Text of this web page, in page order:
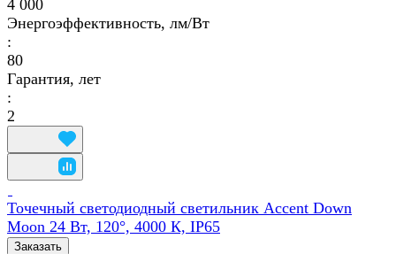
4 000
Энергоэффективность, лм/Вт
:
80
Гарантия, лет
:
2
Точечный светодиодный светильник Accent Down
Moon 24 Вт, 120°, 4000 К, IP65
Заказать